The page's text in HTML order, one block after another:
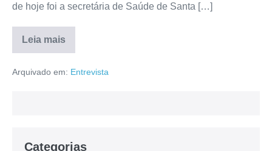
de hoje foi a secretária de Saúde de Santa […]
Leia mais
Arquivado em: Entrevista
Categorias